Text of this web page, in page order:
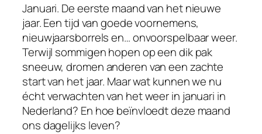
Januari. De eerste maand van het nieuwe
jaar. Een tijd van goede voornemens,
nieuwjaarsborrels en… onvoorspelbaar weer.
Terwijl sommigen hopen op een dik pak
sneeuw, dromen anderen van een zachte
start van het jaar. Maar wat kunnen we nu
écht verwachten van het weer in januari in
Nederland? En hoe beïnvloedt deze maand
ons dagelijks leven?